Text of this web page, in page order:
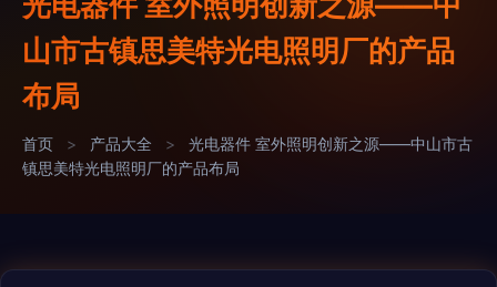
山市古镇思美特光电照明厂的产品
布局
首页 > 产品大全 >
光电器件 室外照明创新之源——中山市古
镇思美特光电照明厂的产品布局